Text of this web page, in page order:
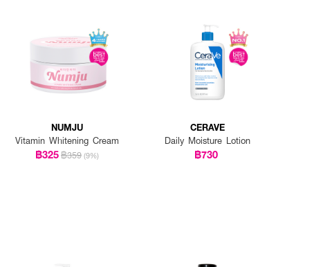
NUMJU
Vitamin Whitening Cream
฿325฿359 (9%)
CERAVE
Daily Moisture Lotion
฿730